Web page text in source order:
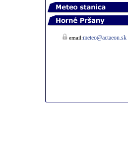
email:meteo@actaeon.sk